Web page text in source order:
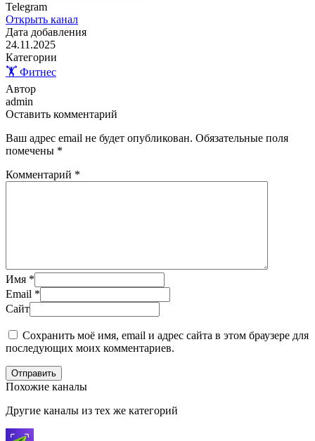
Telegram
Открыть канал
Дата добавления
24.11.2025
Категории
🏋️ Фитнес
Автор
admin
Оставить комментарий
Ваш адрес email не будет опубликован. Обязательные поля
помечены *
Комментарий *
Имя *
Email *
Сайт
Сохранить моё имя, email и адрес сайта в этом браузере для
последующих моих комментариев.
Отправить
Похожие каналы
Другие каналы из тех же категорий